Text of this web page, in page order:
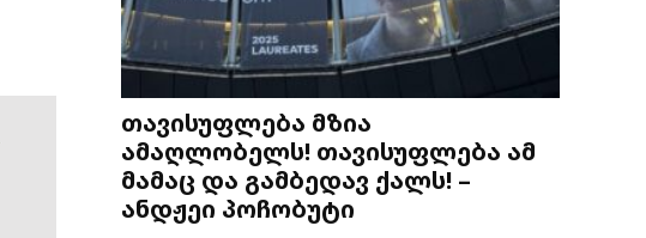
თავისუფლება მზია
ამაღლობელს! თავისუფლება ამ
მამაც და გამბედავ ქალს! –
ანდჟეი პოჩობუტი